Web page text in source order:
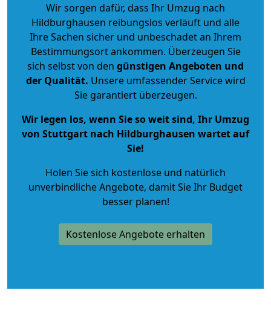
Wir sorgen dafür, dass Ihr Umzug nach
Hildburghausen reibungslos verläuft und alle
Ihre Sachen sicher und unbeschadet an Ihrem
Bestimmungsort ankommen. Überzeugen Sie
sich selbst von den günstigen Angeboten und
der Qualität. Unsere umfassender Service wird
Sie garantiert überzeugen.
Wir legen los, wenn Sie so weit sind, Ihr Umzug
von Stuttgart nach Hildburghausen wartet auf
Sie!
Holen Sie sich kostenlose und natürlich
unverbindliche Angebote, damit Sie Ihr Budget
besser planen!
Kostenlose Angebote erhalten